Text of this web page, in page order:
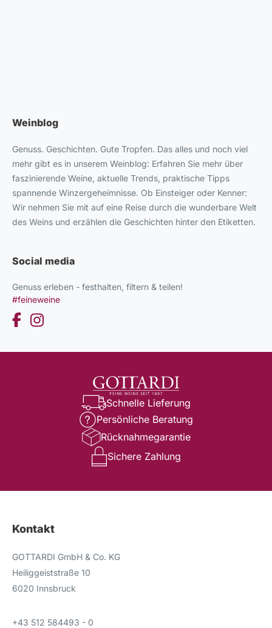
Weinblog
Genuss. Geschichten. Gute Tropfen. Das alles und noch viel
mehr gibt es in unserem Weinblog: Erfahren Sie mehr über
faszinierende Weine, aktuelle Trends, praktische Tipps
spannende Winzergeheimnisse. Ob Einsteiger oder Kenner:
Wir nehmen Sie mit auf eine Reise durch die wunderbare Welt
des Weins und erzählen die Geschichten hinter den Etiketten.
Social media
Genuss erleben - festhalten, filtern & teilen!
#feineweine
Facebook
Instagram
Schnelle Lieferung
Persönliche Beratung
Rücknahmegarantie
Sichere Zahlung
Kontakt
GOTTARDI GmbH & Co. KG
Heiliggeiststraße 10
6020 Innsbruck
+43 512 584493 - 0